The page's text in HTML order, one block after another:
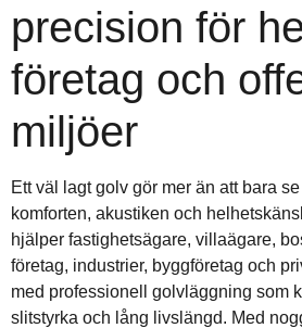
precision för
företag och
miljöer
Ett väl lagt golv gör mer än att bara
komforten, akustiken och
hjälper fastighetsägare, villaägare,
företag, industrier, byggföretag och
med professionell golvläggning som
slitstyrka och lång livslängd. Med